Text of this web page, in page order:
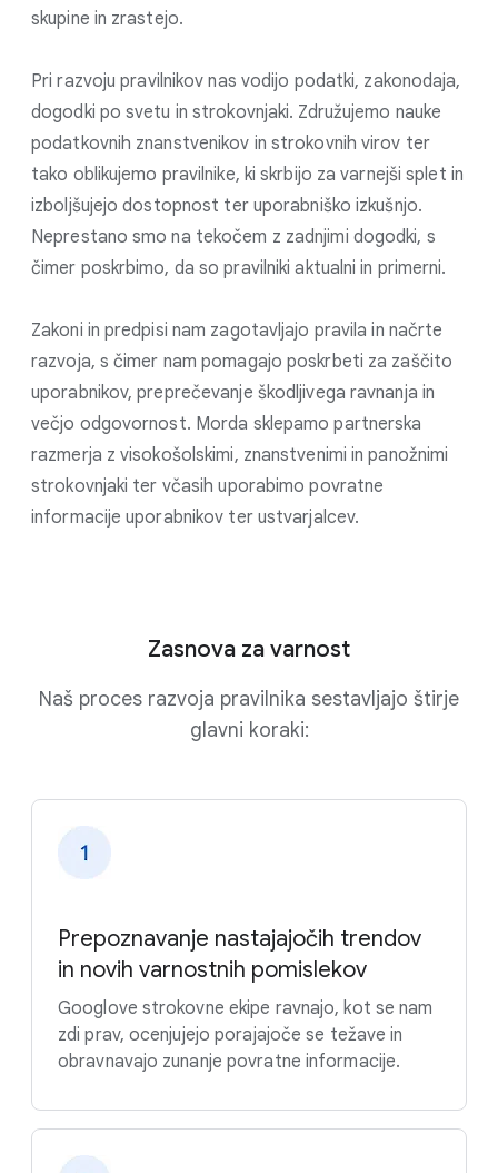
skupine in zrastejo.
Pri razvoju pravilnikov nas vodijo podatki, zakonodaja,
dogodki po svetu in strokovnjaki. Združujemo nauke
podatkovnih znanstvenikov in strokovnih virov ter
tako oblikujemo pravilnike, ki skrbijo za varnejši splet in
izboljšujejo dostopnost ter uporabniško izkušnjo.
Neprestano smo na tekočem z zadnjimi dogodki, s
čimer poskrbimo, da so pravilniki aktualni in primerni.
Zakoni in predpisi nam zagotavljajo pravila in načrte
razvoja, s čimer nam pomagajo poskrbeti za zaščito
uporabnikov, preprečevanje škodljivega ravnanja in
večjo odgovornost. Morda sklepamo partnerska
razmerja z visokošolskimi, znanstvenimi in panožnimi
strokovnjaki ter včasih uporabimo povratne
informacije uporabnikov ter ustvarjalcev.
Zasnova za varnost
Naš proces razvoja pravilnika sestavljajo štirje
glavni koraki:
Prepoznavanje nastajajočih trendov
in novih varnostnih pomislekov
Googlove strokovne ekipe ravnajo, kot se nam
zdi prav, ocenjujejo porajajoče se težave in
obravnavajo zunanje povratne informacije.